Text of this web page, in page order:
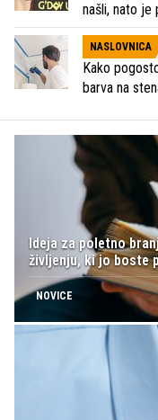
našli, nato je
NASLOVNICA
Kako
barva na
Ideja za poletno
življenju, ki jo boste
NOVICE